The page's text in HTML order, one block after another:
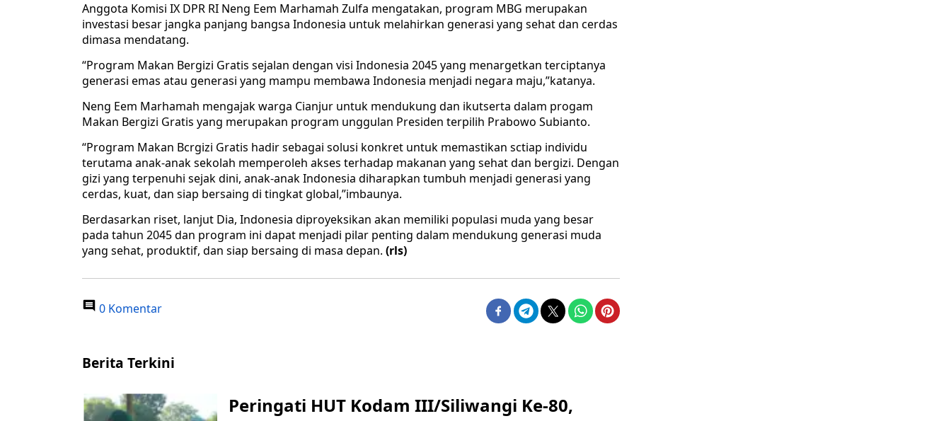
Anggota Komisi IX DPR RI Neng Eem Marhamah Zulfa mengatakan, program MBG merupakan
investasi besar jangka panjang bangsa Indonesia untuk melahirkan generasi yang sehat dan cerdas
dimasa mendatang.
“Program Makan Bergizi Gratis sejalan dengan visi Indonesia 2045 yang menargetkan terciptanya
generasi emas atau generasi yang mampu membawa Indonesia menjadi negara maju,”katanya.
Neng Eem Marhamah mengajak warga Cianjur untuk mendukung dan ikutserta dalam progam
Makan Bergizi Gratis yang merupakan program unggulan Presiden terpilih Prabowo Subianto.
“Program Makan Bcrgizi Gratis hadir sebagai solusi konkret untuk memastikan sctiap individu
terutama anak-anak sekolah memperoleh akses terhadap makanan yang sehat dan bergizi. Dengan
gizi yang terpenuhi sejak dini, anak-anak Indonesia diharapkan tumbuh menjadi generasi yang
cerdas, kuat, dan siap bersaing di tingkat global,”imbaunya.
Berdasarkan riset, lanjut Dia, Indonesia diproyeksikan akan memiliki populasi muda yang besar
pada tahun 2045 dan program ini dapat menjadi pilar penting dalam mendukung generasi muda
yang sehat, produktif, dan siap bersaing di masa depan. (rls)
0 Komentar
Berita Terkini
Peringati HUT Kodam III/Siliwangi Ke-80,